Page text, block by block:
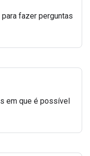
fazer perguntas
em que é possível